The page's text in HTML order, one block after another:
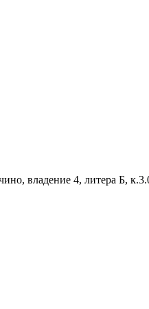
владение 4, литера Б,